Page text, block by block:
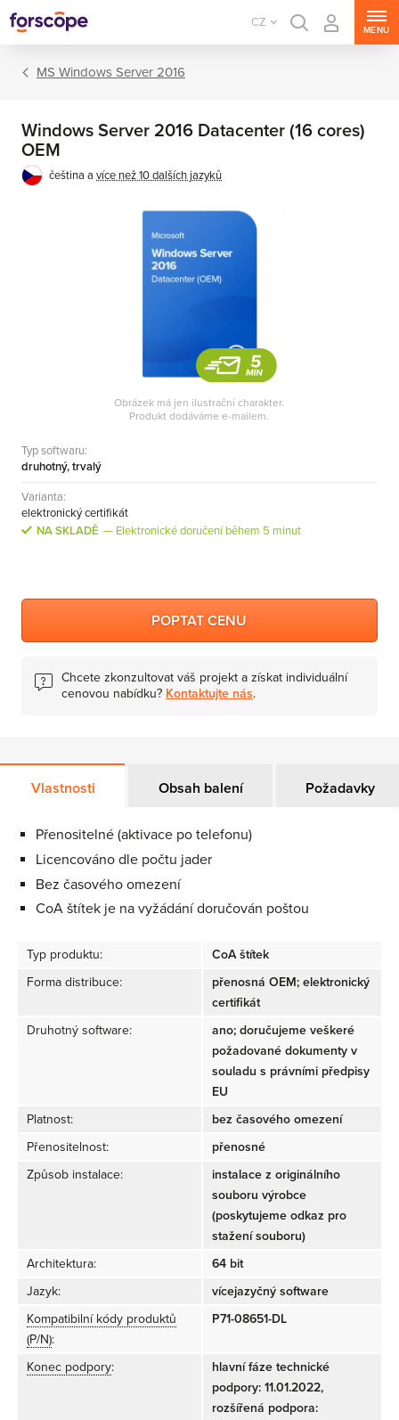
CZ
MENU
MS Windows Server
MS Skype for Business Server
MS System Center
Server CALs
MS Windows Server 2016
Windows Server 2016 Datacenter (16 cores)
OEM
čeština a více než 10 dalších jazyků
Obrázek má jen ilustrační charakter.
Produkt dodáváme e-mailem.
Typ softwaru:
druhotný, trvalý
Varianta:
elektronický certifikát
NA SKLADĚ
Elektronické doručení během 5 minut
POPTAT CENU
Chcete zkonzultovat váš projekt a získat individuální
cenovou nabídku? Kontaktujte nás.
Vlastnosti Obsah balení Požadavky
Přenositelné (aktivace po telefonu)
Licencováno dle počtu jader
Bez časového omezení
CoA štítek je na vyžádání doručován poštou
Typ produktu:
CoA štítek
Forma distribuce:
přenosná OEM; elektronický
certifikát
Druhotný software:
ano; doručujeme veškeré
požadované dokumenty v
souladu s právními předpisy
EU
Platnost:
bez časového omezení
Přenositelnost:
přenosné
Způsob instalace:
instalace z originálního
souboru výrobce
(poskytujeme odkaz pro
stažení souboru)
Architektura:
64 bit
Jazyk:
vícejazyčný software
Kompatibilní kódy produktů
(P/N):
P71-08651-DL
Konec podpory:
hlavní fáze technické
podpory: 11.01.2022,
rozšířená podpora: